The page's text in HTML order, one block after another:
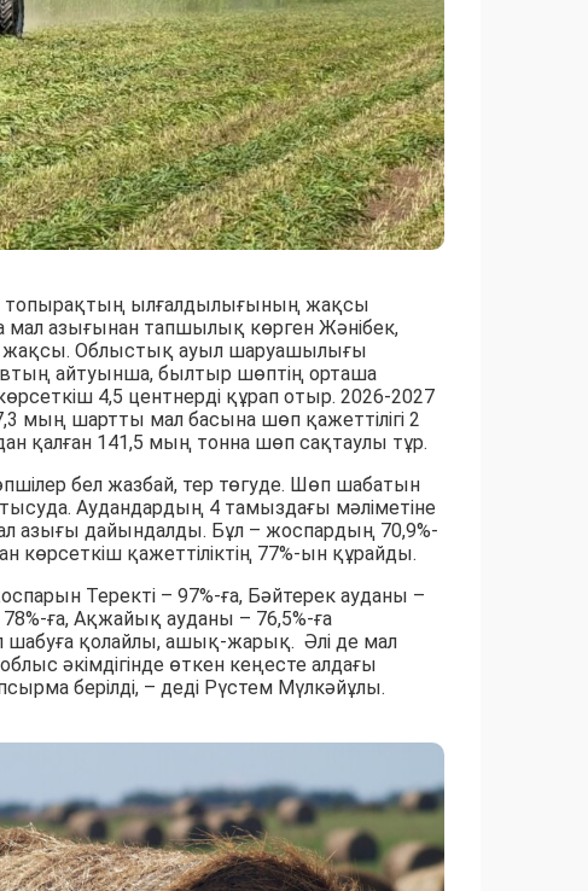
топырақтың ылғалдылығының жақсы
мал азығынан тапшылық көрген Жәнібек,
жақсы. Облыстық ауыл шаруашылығы
айтуынша, былтыр шөптің орташа
4,5 центнерді құрап отыр. 2026-2027
мың шартты мал басына шөп қажеттілігі 2
қалған 141,5 мың тонна шөп сақтаулы тұр.
бел жазбай, тер төгуде. Шөп шабатын
Аудандардың 4 тамыздағы мәліметіне
азығы дайындалды. Бұл – жоспардың 70,9%-
көрсеткіш қажеттіліктің 77%-ын құрайды.
Теректі – 97%-ға, Бәйтерек ауданы –
ға, Ақжайық ауданы – 76,5%-ға
шабуға қолайлы, ашық-жарық. Әлі де мал
әкімдігінде өткен кеңесте алдағы
берілді, – деді Рүстем Мүлкәйұлы.